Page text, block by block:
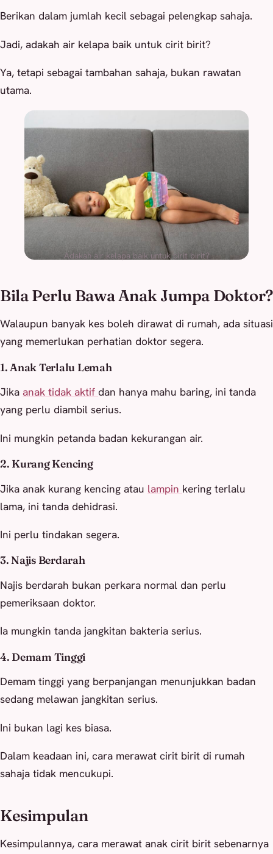
Berikan dalam jumlah kecil sebagai pelengkap sahaja.
Jadi, adakah air kelapa baik untuk cirit birit?
Ya, tetapi sebagai tambahan sahaja, bukan rawatan
utama.
Adakah air kelapa baik untuk cirit birit?
Bila Perlu Bawa Anak Jumpa Doktor?
Walaupun banyak kes boleh dirawat di rumah, ada situasi
yang memerlukan perhatian doktor segera.
1. Anak Terlalu Lemah
Jika anak tidak aktif dan hanya mahu baring, ini tanda
yang perlu diambil serius.
Ini mungkin petanda badan kekurangan air.
2. Kurang Kencing
Jika anak kurang kencing atau lampin kering terlalu
lama, ini tanda dehidrasi.
Ini perlu tindakan segera.
3. Najis Berdarah
Najis berdarah bukan perkara normal dan perlu
pemeriksaan doktor.
Ia mungkin tanda jangkitan bakteria serius.
4. Demam Tinggi
Demam tinggi yang berpanjangan menunjukkan badan
sedang melawan jangkitan serius.
Ini bukan lagi kes biasa.
Dalam keadaan ini, cara merawat cirit birit di rumah
sahaja tidak mencukupi.
Kesimpulan
Kesimpulannya, cara merawat anak cirit birit sebenarnya